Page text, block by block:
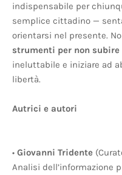
indispensabile per
semplice cittadino —
orientarsi nel presente.
strumenti per non subire
ineluttabile e iniziare ad
libertà.
Autrici e autori
• Giovanni Tridente
Analisi dell’informazione